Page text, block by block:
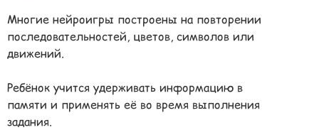
Многие нейроигры построены на повторении
последовательностей, цветов, символов или
движений.
Ребёнок учится удерживать информацию в
памяти и применять её во время выполнения
задания.